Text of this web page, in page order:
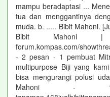
mampu beradaptasi ...
tua dan menggantinya
muda. b. ..... Bibit Mahoni.
Bibit Mahoni
forum.kompas.com/
- 2 pesan - ‎1 pembuat
multipurpose Biji yang
bisa mengurangi polusi
Mahoni -